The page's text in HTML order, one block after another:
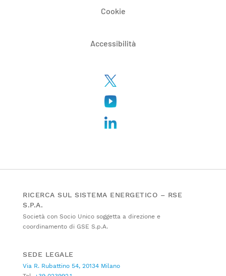
Cookie
Accessibilità
RICERCA SUL SISTEMA ENERGETICO – RSE
S.P.A.
Società con Socio Unico soggetta a direzione e
coordinamento di GSE S.p.A.
SEDE LEGALE
Via R. Rubattino 54, 20134 Milano